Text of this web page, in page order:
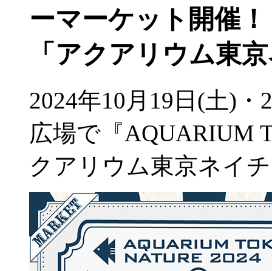
ーマーケット開催！
「アクアリウム東
2024年10月19日(土)
広場で『AQUARIUM
クアリウム東京ネイ